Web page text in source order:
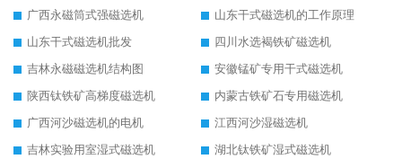
广西永磁筒式强磁选机
山东干式磁选机的工作原理
山东干式磁选机批发
四川水选褐铁矿磁选机
吉林永磁磁选机结构图
安徽锰矿专用干式磁选机
陕西钛铁矿高梯度磁选机
内蒙古铁矿石专用磁选机
广西河沙磁选机的电机
江西河沙湿磁选机
吉林实验用室湿式磁选机
湖北钛铁矿湿式磁选机